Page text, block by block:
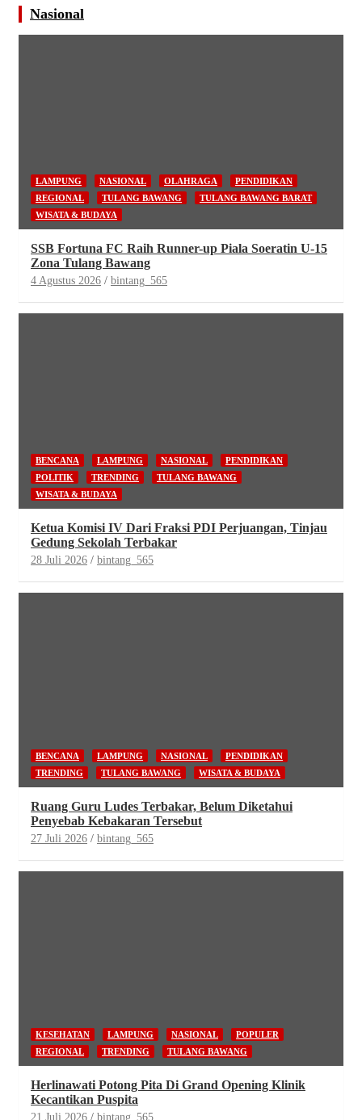
Nasional
LAMPUNG NASIONAL OLAHRAGA
PENDIDIKAN
REGIONAL
TULANG BAWANG
TULANG BAWANG BARAT
WISATA & BUDAYA
SSB Fortuna FC Raih Runner-up Piala Soeratin U-15
Zona Tulang Bawang
4 Agustus 2026 bintang_565
BENCANA LAMPUNG NASIONAL
PENDIDIKAN
POLITIK
TRENDING
TULANG BAWANG
WISATA & BUDAYA
Ketua Komisi IV Dari Fraksi PDI Perjuangan, Tinjau
Gedung Sekolah Terbakar
28 Juli 2026 bintang_565
BENCANA LAMPUNG NASIONAL
PENDIDIKAN
TRENDING
TULANG BAWANG WISATA & BUDAYA
Ruang Guru Ludes Terbakar, Belum Diketahui
Penyebab Kebakaran Tersebut
27 Juli 2026 bintang_565
KESEHATAN LAMPUNG NASIONAL
POPULER
REGIONAL
TRENDING TULANG BAWANG
Herlinawati Potong Pita Di Grand Opening Klinik
Kecantikan Puspita
21 Juli 2026 bintang_565